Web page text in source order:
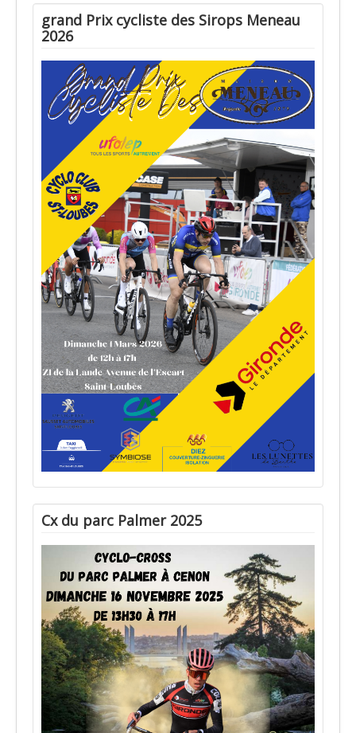
grand Prix cycliste des Sirops Meneau
2026
Cx du parc Palmer 2025